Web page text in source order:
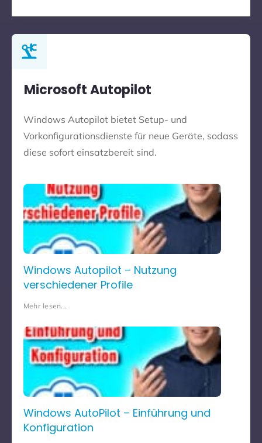
Microsoft Autopilot
Windows Autopilot bietet Setup- und
Vorkonfigurationsdienste für neue Geräte, sodass
diese sofort einsatzbereit sind.
Windows Autopilot – Nutzung
verschiedener Profile
Mehr lesen...
Windows AutoPilot – Einführung und
Konfiguration